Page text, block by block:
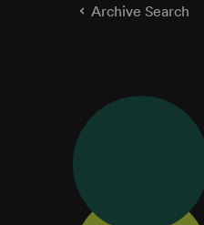
Archive Search